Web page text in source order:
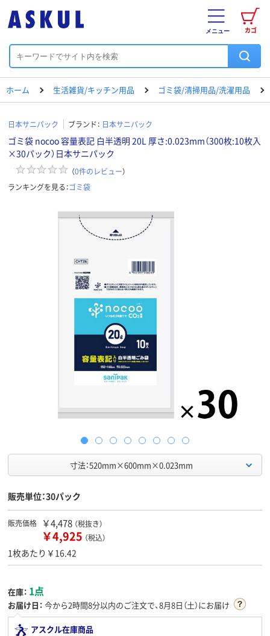
カゴ
メニュー
ホーム 生活雑貨/キッチン用品 ゴミ袋/清掃用品/洗濯用品
日本サニパック ブランド： 日本サニパック
ゴミ袋 nocoo 容量表記 白半透明 20L 厚さ:0.023mm（300枚:10枚入
×30パック）日本サニパック
（0件のレビュー）
ランキングを見る：ゴミ袋
寸法：520mm×600mm×0.023mm
販売単位：30パック
販売価格 ￥4,478 （税抜き）
￥4,925 （税込）
1枚あたり￥16.42
在庫： 1点
お届け日： 今から2時間8分以内のご注文で、8月8日（土）にお届け
アスクル在庫商品